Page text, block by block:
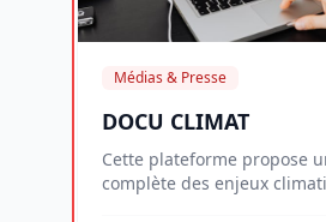
Médias & Presse
DOCU CLIMAT
Cette plateforme propose
complète des enjeux